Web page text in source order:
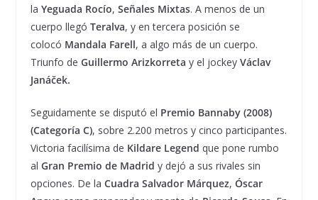
la Yeguada Rocío, Señales Mixtas. A menos de un
cuerpo llegó Teralva, y en tercera posición se
colocó Mandala Farell, a algo más de un cuerpo.
Triunfo de Guillermo Arizkorreta y el jockey Václav
Janáček.
Seguidamente se disputó el Premio Bannaby (2008)
(Categoría C), sobre 2.200 metros y cinco participantes.
Victoria facilísima de Kildare Legend que pone rumbo
al Gran Premio de Madrid y dejó a sus rivales sin
opciones. De la Cuadra Salvador Márquez, Óscar